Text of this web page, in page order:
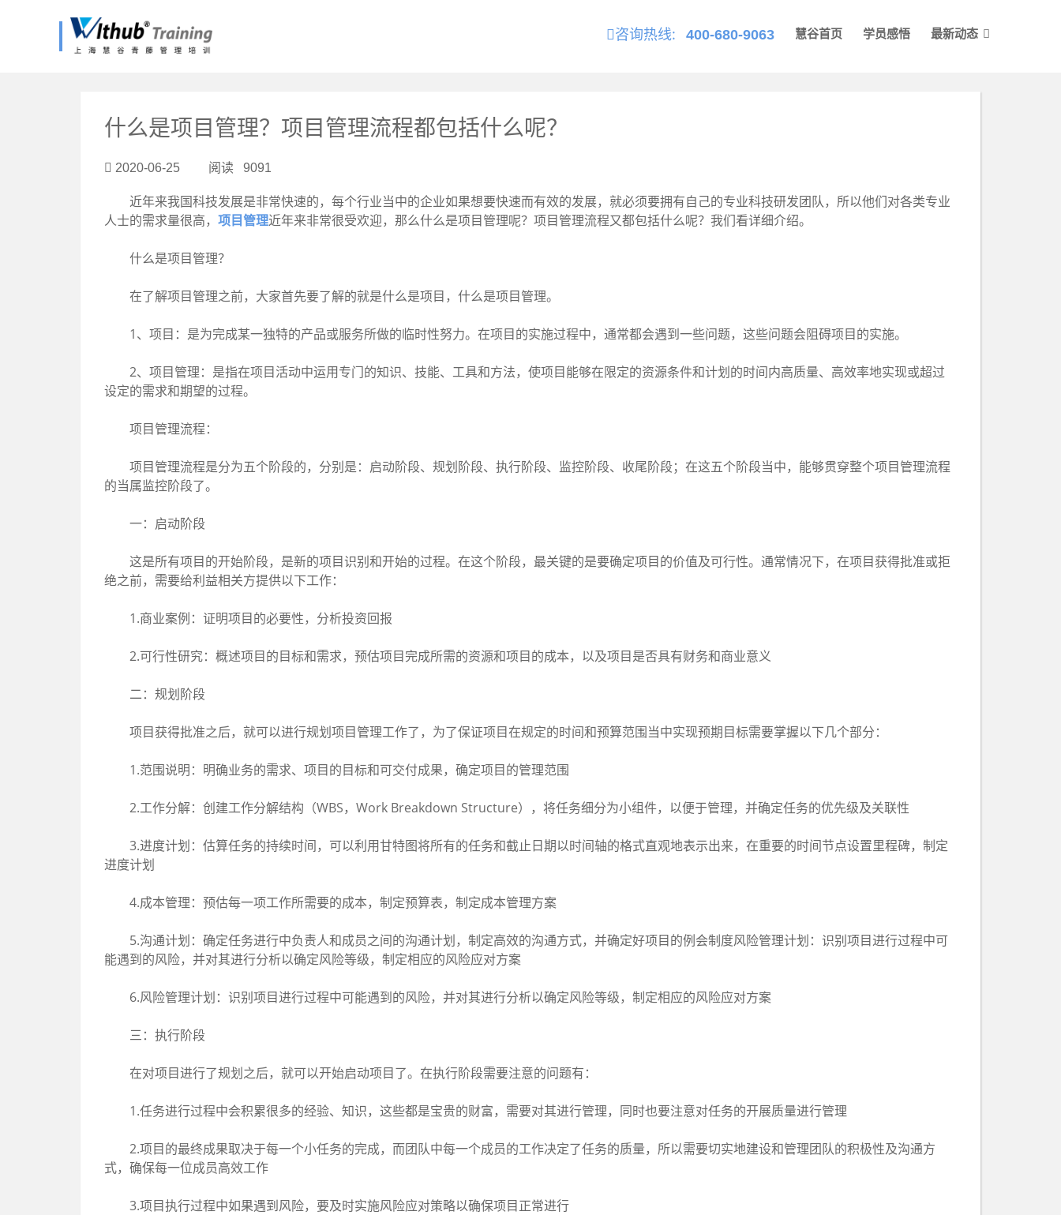
咨询热线: 400-680-9063 慧谷首页 学员感悟 最新动态
什么是项目管理？项目管理流程都包括什么呢？
2020-06-25 阅读 9091
近年来我国科技发展是非常快速的，每个行业当中的企业如果想要快速而有效的发展，就必须要拥有自己的专业科技研发团队，所以他们对各类专业
人士的需求量很高， 项目管理近年来非常很受欢迎，那么什么是项目管理呢？项目管理流程又都包括什么呢？我们看详细介绍。
什么是项目管理？
在了解项目管理之前，大家首先要了解的就是什么是项目，什么是项目管理。
1、项目：是为完成某一独特的产品或服务所做的临时性努力。在项目的实施过程中，通常都会遇到一些问题，这些问题会阻碍项目的实施。
2、项目管理：是指在项目活动中运用专门的知识、技能、工具和方法，使项目能够在限定的资源条件和计划的时间内高质量、高效率地实现或超过
设定的需求和期望的过程。
项目管理流程：
项目管理流程是分为五个阶段的，分别是：启动阶段、规划阶段、执行阶段、监控阶段、收尾阶段；在这五个阶段当中，能够贯穿整个项目管理流程
的当属监控阶段了。
一：启动阶段
这是所有项目的开始阶段，是新的项目识别和开始的过程。在这个阶段，最关键的是要确定项目的价值及可行性。通常情况下，在项目获得批准或拒
绝之前，需要给利益相关方提供以下工作：
1.商业案例：证明项目的必要性，分析投资回报
2.可行性研究：概述项目的目标和需求，预估项目完成所需的资源和项目的成本，以及项目是否具有财务和商业意义
二：规划阶段
项目获得批准之后，就可以进行规划项目管理工作了，为了保证项目在规定的时间和预算范围当中实现预期目标需要掌握以下几个部分：
1.范围说明：明确业务的需求、项目的目标和可交付成果，确定项目的管理范围
2.工作分解：创建工作分解结构（WBS，Work Breakdown Structure），将任务细分为小组件，以便于管理，并确定任务的优先级及关联性
3.进度计划：估算任务的持续时间，可以利用甘特图将所有的任务和截止日期以时间轴的格式直观地表示出来，在重要的时间节点设置里程碑，制定
进度计划
4.成本管理：预估每一项工作所需要的成本，制定预算表，制定成本管理方案
5.沟通计划：确定任务进行中负责人和成员之间的沟通计划，制定高效的沟通方式，并确定好项目的例会制度风险管理计划：识别项目进行过程中可
能遇到的风险，并对其进行分析以确定风险等级，制定相应的风险应对方案
6.风险管理计划：识别项目进行过程中可能遇到的风险，并对其进行分析以确定风险等级，制定相应的风险应对方案
三：执行阶段
在对项目进行了规划之后，就可以开始启动项目了。在执行阶段需要注意的问题有：
1.任务进行过程中会积累很多的经验、知识，这些都是宝贵的财富，需要对其进行管理，同时也要注意对任务的开展质量进行管理
2.项目的最终成果取决于每一个小任务的完成，而团队中每一个成员的工作决定了任务的质量，所以需要切实地建设和管理团队的积极性及沟通方
式，确保每一位成员高效工作
3.项目执行过程中如果遇到风险，要及时实施风险应对策略以确保项目正常进行